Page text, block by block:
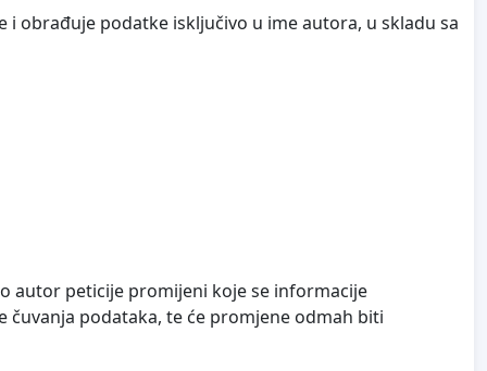
obrađuje podatke isključivo u ime autora, u skladu sa
autor peticije promijeni koje se informacije
podataka, te će promjene odmah biti